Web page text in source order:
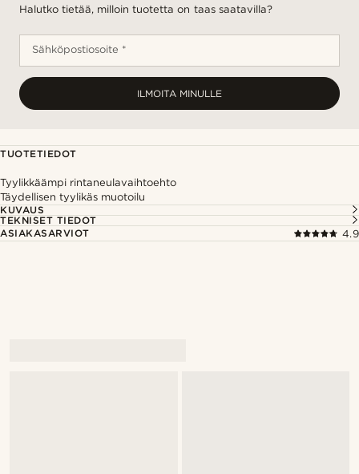
Halutko tietää, milloin tuotetta on taas saatavilla?
Sähköpostiosoite *
ILMOITA MINULLE
TUOTETIEDOT
Tyylikkäämpi rintaneulavaihtoehto
Täydellisen tyylikäs muotoilu
KUVAUS
TEKNISET TIEDOT
ASIAKASARVIOT
4.9